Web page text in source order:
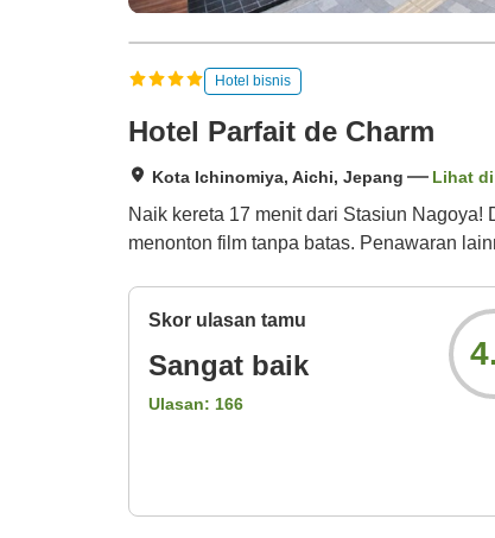
Hotel bisnis
Hotel Parfait de Charm
Kota Ichinomiya, Aichi, Jepang Lihat
Naik kereta 17 menit dari Stasiun
menonton film tanpa batas. Penawaran
Skor ulasan tamu
Sangat baik
Ulasan: 166